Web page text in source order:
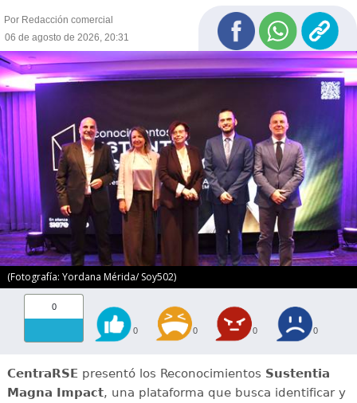
Por Redacción comercial
06 de agosto de 2026, 20:31
(Fotografía: Yordana Mérida/ Soy502)
0
0 0 0 0
CentraRSE presentó los Reconocimientos Sustentia
Magna Impact, una plataforma que busca identificar y